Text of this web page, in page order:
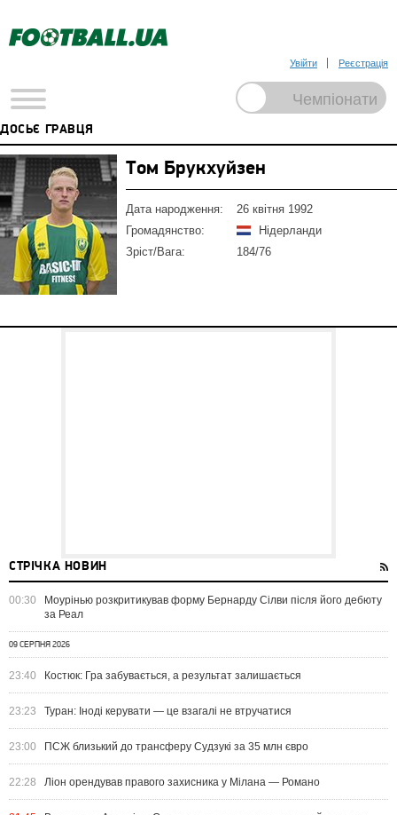
Увійти Реєстрація
ДОСЬЄ ГРАВЦЯ
Том Брукхуйзен
Дата народження:
26 квітня 1992
Громадянство:
Нідерланди
Зріст/Вага:
184/76
СТРІЧКА НОВИН
00:30
Моурінью розкритикував форму Бернарду Сілви після його дебюту
за Реал
09 СЕРПНЯ 2026
23:40 Костюк: Гра забувається, а результат залишається
23:23 Туран: Іноді керувати — це взагалі не втручатися
23:00 ПСЖ близький до трансферу Судзукі за 35 млн євро
22:28 Ліон орендував правого захисника у Мілана — Романо